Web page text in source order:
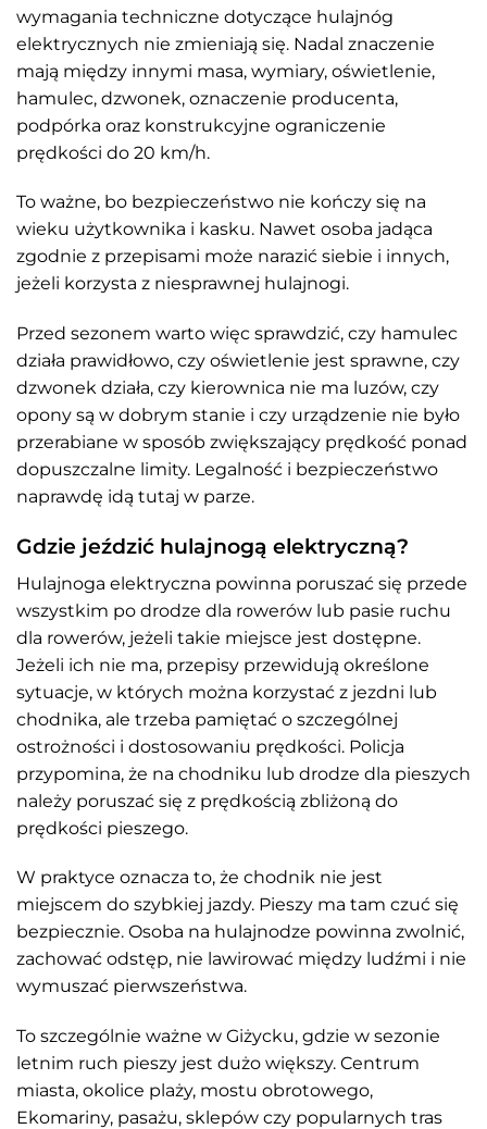
wymagania techniczne dotyczące hulajnóg
elektrycznych nie zmieniają się. Nadal znaczenie
mają między innymi masa, wymiary, oświetlenie,
hamulec, dzwonek, oznaczenie producenta,
podpórka oraz konstrukcyjne ograniczenie
prędkości do 20 km/h.
To ważne, bo bezpieczeństwo nie kończy się na
wieku użytkownika i kasku. Nawet osoba jadąca
zgodnie z przepisami może narazić siebie i innych,
jeżeli korzysta z niesprawnej hulajnogi.
Przed sezonem warto więc sprawdzić, czy hamulec
działa prawidłowo, czy oświetlenie jest sprawne, czy
dzwonek działa, czy kierownica nie ma luzów, czy
opony są w dobrym stanie i czy urządzenie nie było
przerabiane w sposób zwiększający prędkość ponad
dopuszczalne limity. Legalność i bezpieczeństwo
naprawdę idą tutaj w parze.
Gdzie jeździć hulajnogą elektryczną?
Hulajnoga elektryczna powinna poruszać się przede
wszystkim po drodze dla rowerów lub pasie ruchu
dla rowerów, jeżeli takie miejsce jest dostępne.
Jeżeli ich nie ma, przepisy przewidują określone
sytuacje, w których można korzystać z jezdni lub
chodnika, ale trzeba pamiętać o szczególnej
ostrożności i dostosowaniu prędkości. Policja
przypomina, że na chodniku lub drodze dla pieszych
należy poruszać się z prędkością zbliżoną do
prędkości pieszego.
W praktyce oznacza to, że chodnik nie jest
miejscem do szybkiej jazdy. Pieszy ma tam czuć się
bezpiecznie. Osoba na hulajnodze powinna zwolnić,
zachować odstęp, nie lawirować między ludźmi i nie
wymuszać pierwszeństwa.
To szczególnie ważne w Giżycku, gdzie w sezonie
letnim ruch pieszy jest dużo większy. Centrum
miasta, okolice plaży, mostu obrotowego,
Ekomariny, pasażu, sklepów czy popularnych tras